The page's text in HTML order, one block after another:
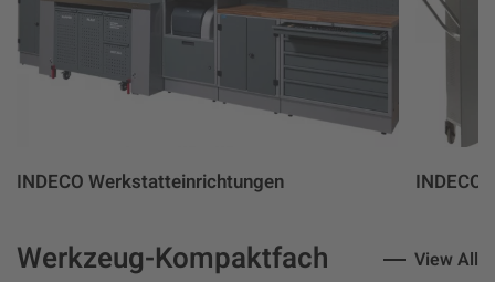
INDECO Werkstatteinrichtungen INDECO
Werkzeug-Kompaktfach View All